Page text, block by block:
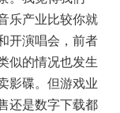
乐产业比较你就
开演唱会，前者
似的情况也发生
影碟。但游戏业
还是数字下载都